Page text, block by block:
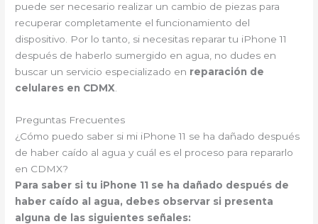
puede ser necesario realizar un cambio de piezas para
recuperar completamente el funcionamiento del
dispositivo. Por lo tanto, si necesitas reparar tu iPhone 11
después de haberlo sumergido en agua, no dudes en
buscar un servicio especializado en reparación de
celulares en CDMX
Preguntas Frecuentes
¿Cómo puedo saber si mi iPhone 11 se ha dañado después
de haber caído al agua y cuál es el proceso para repararlo
en CDMX?
Para saber si tu iPhone 11 se ha dañado después de
haber caído al agua, debes observar si presenta
alguna de las siguientes señales: